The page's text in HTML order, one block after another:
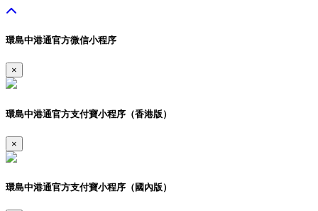
環島中港通官方微信小程序
×
環島中港通官方支付寶小程序（香港版）
×
環島中港通官方支付寶小程序（國內版）